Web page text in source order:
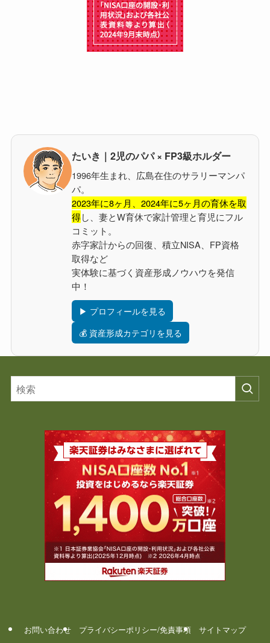
たいき｜2児のパパ × FP3級ホルダー
1996年生まれ、広島在住のサラリーマンパ
パ。
2023年に8ヶ月、2024年に5ヶ月の育休を取
得し、妻とW育休で家計管理と育児にフル
コミット。
赤字家計からの回復、積立NISA、FP資格
取得など
実体験に基づく資産形成ノウハウを発信
中！
▶ プロフィールを見る
💰 資産形成カテゴリを見る
お問い合わせ プライバシーポリシー/免責事項 サイトマップ